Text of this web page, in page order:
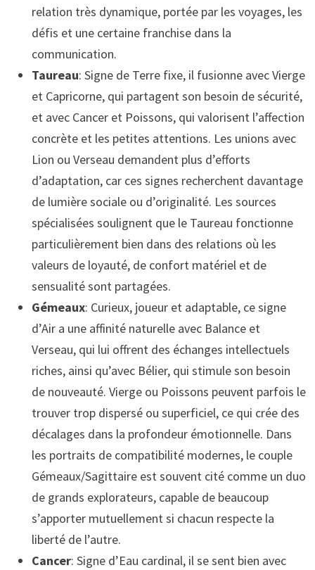
relation très dynamique, portée par les voyages, les
défis et une certaine franchise dans la
communication.
Taureau: Signe de Terre fixe, il fusionne avec Vierge
et Capricorne, qui partagent son besoin de sécurité,
et avec Cancer et Poissons, qui valorisent l’affection
concrète et les petites attentions. Les unions avec
Lion ou Verseau demandent plus d’efforts
d’adaptation, car ces signes recherchent davantage
de lumière sociale ou d’originalité. Les sources
spécialisées soulignent que le Taureau fonctionne
particulièrement bien dans des relations où les
valeurs de loyauté, de confort matériel et de
sensualité sont partagées.
Gémeaux: Curieux, joueur et adaptable, ce signe
d’Air a une affinité naturelle avec Balance et
Verseau, qui lui offrent des échanges intellectuels
riches, ainsi qu’avec Bélier, qui stimule son besoin
de nouveauté. Vierge ou Poissons peuvent parfois le
trouver trop dispersé ou superficiel, ce qui crée des
décalages dans la profondeur émotionnelle. Dans
les portraits de compatibilité modernes, le couple
Gémeaux/Sagittaire est souvent cité comme un duo
de grands explorateurs, capable de beaucoup
s’apporter mutuellement si chacun respecte la
liberté de l’autre.
Cancer: Signe d’Eau cardinal, il se sent bien avec